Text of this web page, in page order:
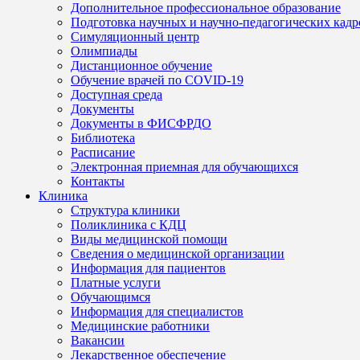
Дополнительное профессиональное образование
Подготовка научных и научно-педагогических
Симуляционный центр
Олимпиады
Дистанционное обучение
Обучение врачей по COVID-19
Доступная среда
Документы
Документы в ФИСФРДО
Библиотека
Расписание
Электронная приемная для обучающихся
Контакты
Клиника
Структура клиники
Поликлиника с КДЦ
Виды медицинской помощи
Сведения о медицинской организации
Информация для пациентов
Платные услуги
Обучающимся
Информация для специалистов
Медицинские работники
Вакансии
Лекарственное обеспечение